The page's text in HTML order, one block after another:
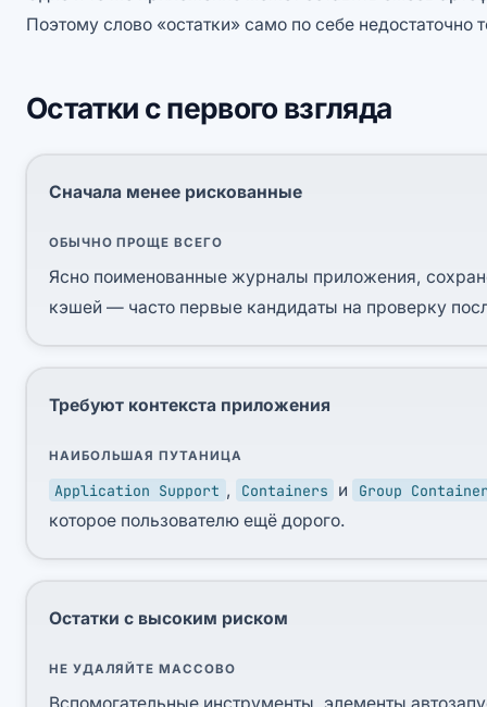
Поэтому слово «остатки» само по себе недостаточно
Остатки с первого взгляда
Сначала менее рискованные
ОБЫЧНО ПРОЩЕ ВСЕГО
Ясно поименованные журналы приложения,
кэшей — часто первые кандидаты на проверку
Требуют контекста приложения
НАИБОЛЬШАЯ ПУТАНИЦА
Application Support , Containers и Group
которое пользователю ещё дорого.
Остатки с высоким риском
НЕ УДАЛЯЙТЕ МАССОВО
Вспомогательные инструменты, элементы